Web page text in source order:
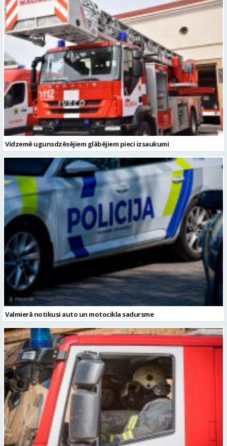
Vidzemē ugunsdzēsējiem glābējiem pieci izsaukumi
Valmierā notikusi auto un motocikla sadursme